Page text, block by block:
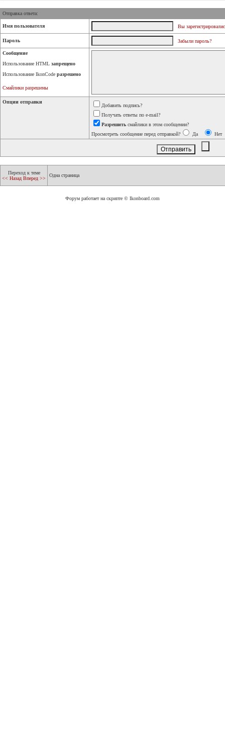
Отправка ответа:
Имя пользователя Вы
Пароль Забыли пароль?
Сообщение
Использование HTML запрещено
Использование IkonCode разрешено
Смайлики разрешены
Опции отправки
Добавить подпись?
Получать ответы по e-mail?
Разрешить смайлики в этом сообщении?
Просмотреть сообщение перед отправкой?
Да Нет
Переход к теме
<< Назад Вперед >>
Одна страница
Форум работает на скрипте © Ikonboard.com